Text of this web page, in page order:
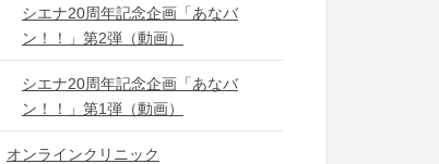
シエナ20周年記念企画「あなバ
ン！！」第2弾（動画）
シエナ20周年記念企画「あなバ
ン！！」第1弾（動画）
オンラインクリニック